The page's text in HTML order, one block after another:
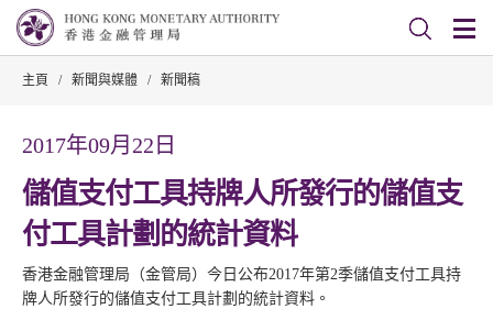
主頁 / 新聞與媒體 / 新聞稿
2017年09月22日
儲值支付工具持牌人所發行的儲值支
付工具計劃的統計資料
香港金融管理局（金管局）今日公布2017年第2季儲值支付工具持
牌人所發行的儲值支付工具計劃的統計資料。